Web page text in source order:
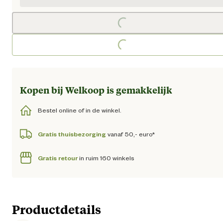
Loading...
Loading...
Kopen bij Welkoop is gemakkelijk
Bestel online of in de winkel.
Gratis thuisbezorging vanaf 50,- euro*
Gratis retourin ruim 160 winkels
Productdetails